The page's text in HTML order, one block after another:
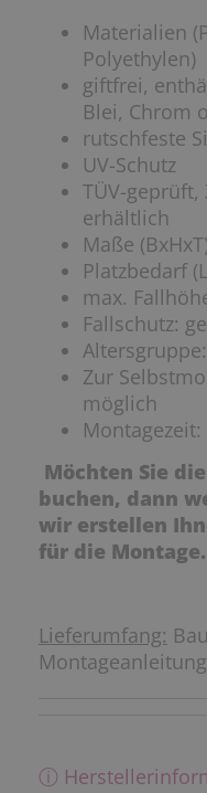
Materialien
Polyethylen)
giftfrei,
Blei, Chrom
rutschfeste
UV-Schutz
TÜV-
erhältlich
Maße
Platzbedarf
max.
Fallschutz:
Zur
möglich
Möchten Sie
buchen, dann
wir erstellen
für die Montage.
Lieferumfang:
Montageanleitung
ⓘ